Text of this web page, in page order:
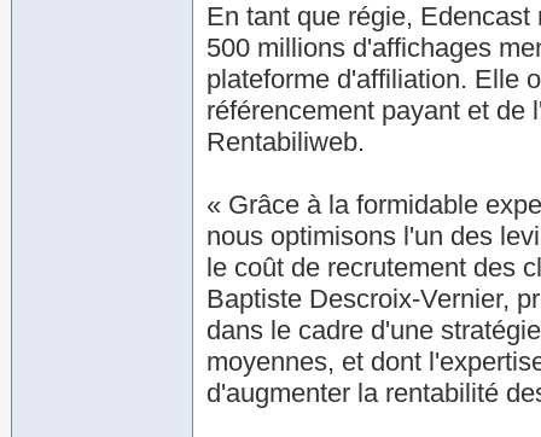
En tant que régie,
500 millions d'affichages
plateforme d'affiliation. Elle
référencement payant et de
Rentabiliweb.
« Grâce à la formidable
nous optimisons l'un des
le coût de recrutement des
Baptiste Descroix-Vernier,
dans le cadre d'une
moyennes, et dont
d'augmenter la rentabilité